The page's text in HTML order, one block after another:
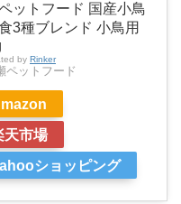
ットフード 国産小鳥
3種ブレンド 小鳥用
by Rinker
ペットフード
天市場
ショッピング